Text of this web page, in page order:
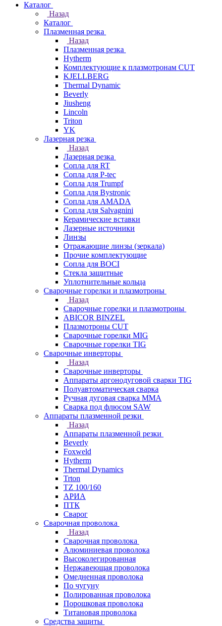
Каталог
Назад
Каталог
Плазменная резка
Назад
Плазменная резка
Hytherm
Комплектующие к плазмотронам CUT
KJELLBERG
Thermal Dynamic
Beverly
Jiusheng
Lincoln
Triton
YK
Лазерная резка
Назад
Лазерная резка
Сопла для RT
Сопла для P-tec
Сопла для Trumpf
Сопла для Bystronic
Сопла для AMADA
Сопла для Salvagnini
Керамические вставки
Лазерные источники
Линзы
Отражающие линзы (зеркала)
Прочие комплектующие
Сопла для BOCI
Стекла защитные
Уплотнительные кольца
Сварочные горелки и плазмотроны
Назад
Сварочные горелки и плазмотроны
ABICOR BINZEL
Плазмотроны CUT
Сварочные горелки MIG
Сварочные горелки TIG
Сварочные инверторы
Назад
Сварочные инверторы
Аппараты аргонодуговой сварки TIG
Полуавтоматическая сварка
Ручная дуговая сварка MMA
Сварка под флюсом SAW
Аппараты плазменной резки
Назад
Аппараты плазменной резки
Beverly
Foxweld
Hytherm
Thermal Dynamics
Trton
TZ 100/160
АРИА
ПТК
Сварог
Сварочная проволока
Назад
Сварочная проволока
Алюминиевая проволока
Высоколегированная
Нержавеющая проволока
Омедненная проволока
По чугуну
Полированная проволока
Порошковая проволока
Титановая проволока
Средства защиты